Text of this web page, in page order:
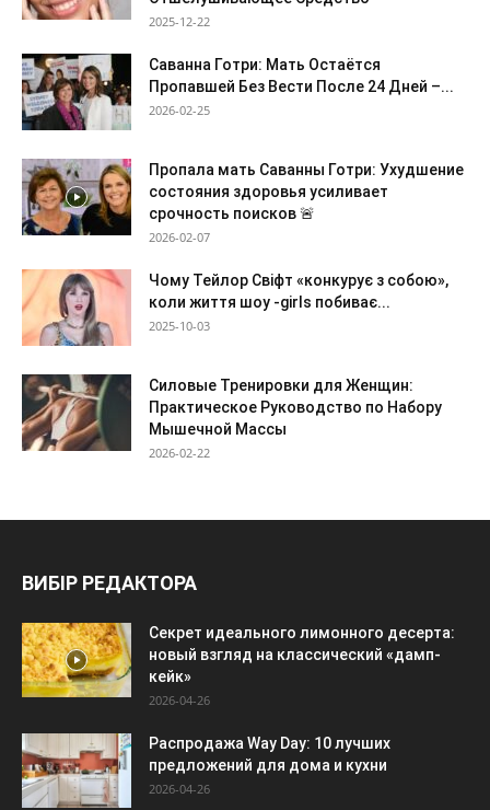
2025-12-22
Саванна Готри: Мать Остаётся
Пропавшей Без Вести После 24 Дней –...
2026-02-25
Пропала мать Саванны Готри: Ухудшение
состояния здоровья усиливает
срочность поисков 🚨
2026-02-07
Чому Тейлор Свіфт «конкурує з собою»,
коли життя шоу -girls побиває...
2025-10-03
Силовые Тренировки для Женщин:
Практическое Руководство по Набору
Мышечной Массы
2026-02-22
ВИБІР РЕДАКТОРА
Секрет идеального лимонного десерта:
новый взгляд на классический «дамп-
кейк»
2026-04-26
Распродажа Way Day: 10 лучших
предложений для дома и кухни
2026-04-26